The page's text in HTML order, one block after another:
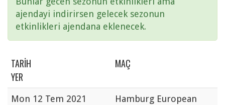
ajendayi indirirsen gelecek sezonun
etkinlikleri ajendana eklenecek.
TARIH
MAÇ
YER
Mon 12 Tem 2021
Hamburg European